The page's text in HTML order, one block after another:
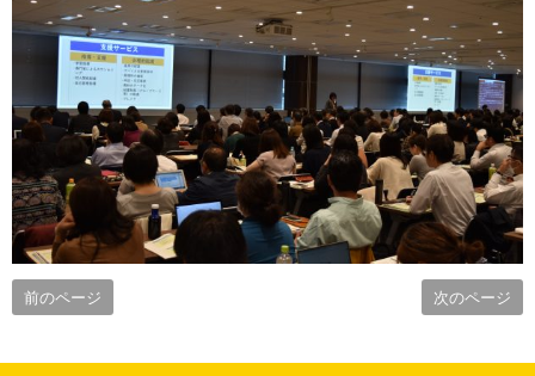
前のページ 次のページ